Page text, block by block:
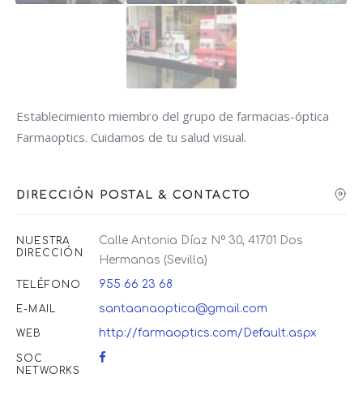
Establecimiento miembro del grupo de farmacias-óptica
Farmaoptics. Cuidamos de tu salud visual.
DIRECCIÓN POSTAL & CONTACTO
NUESTRA
DIRECCIÓN
Calle Antonia Díaz Nº 30, 41701 Dos
Hermanas (Sevilla)
TELÉFONO 955 66 23 68
E-MAIL santaanaoptica@gmail.com
WEB http://farmaoptics.com/Default.aspx
SOC.
NETWORKS